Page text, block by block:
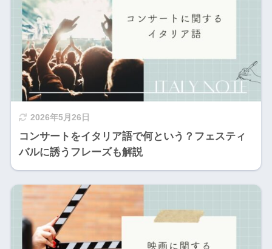
2026年5月26日
コンサートをイタリア語で何という？フェスティ
バルに誘うフレーズも解説